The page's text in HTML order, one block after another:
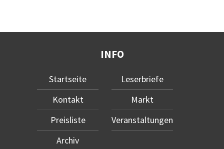
INFO
Startseite
Kontakt
Preisliste
Archiv
Leserbriefe
Markt
Veranstaltungen